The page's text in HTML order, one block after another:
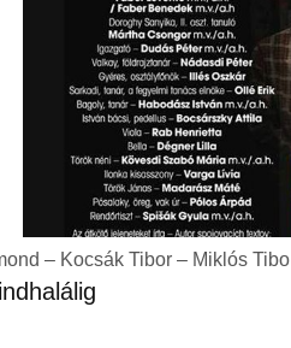
– Kocsák Tibor – Miklós